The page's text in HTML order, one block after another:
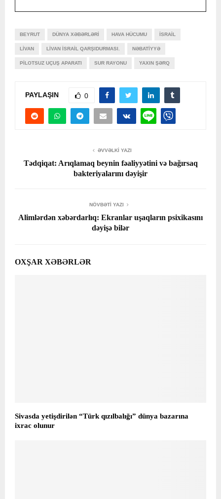
BEYRUT DÜNYA XƏBƏRLƏRI HAVA HÜCUMU İSRAIL
LIVAN LIVAN İSRAIL QARŞIDURMASI. NƏBATIYYƏ
PILOTSUZ UÇUŞ APARATI SUR RAYONU YAXIN ŞƏRQ
PAYLAŞIN 0
ƏVVƏLKI YAZI
Tədqiqat: Arıqlamaq beynin fəaliyyətini və bağırsaq
bakteriyalarını dəyişir
NÖVBƏTI YAZI
Alimlərdən xəbərdarlıq: Ekranlar uşaqların psixikasını
dəyişə bilər
OXŞAR XƏBƏRLƏR
Sivasda yetişdirilən “Türk qızılbalığı” dünya bazarına
ixrac olunur